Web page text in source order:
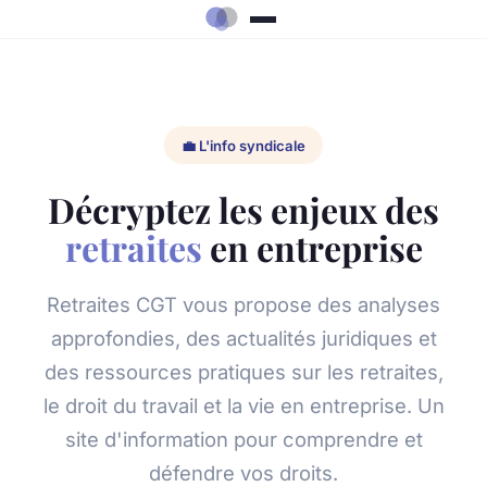
💼 L'info syndicale
Décryptez les enjeux des
retraites en entreprise
Retraites CGT vous propose des analyses
approfondies, des actualités juridiques et
des ressources pratiques sur les retraites,
le droit du travail et la vie en entreprise. Un
site d'information pour comprendre et
défendre vos droits.